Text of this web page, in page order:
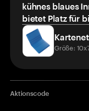
kühnes blaues
bietet Platz für
Größe:
Aktionscode